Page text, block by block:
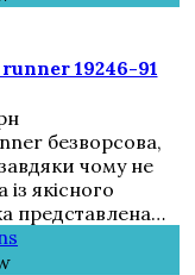
19246-91
безворсова,
чому не
якісного
представлена…